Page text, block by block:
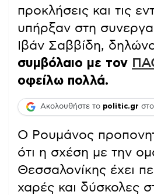
προκλήσεις και τις
υπήρξαν στη
Ιβάν Σαββίδη,
συμβόλαιο με τον
οφείλω πολλά.
Ακολουθήστε το politic.gr
Ο Ρουμάνος
ότι η σχέση με την
Θεσσαλονίκης έχει
χαρές και δύσκολες